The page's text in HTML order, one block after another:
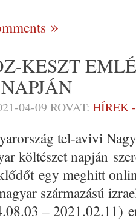
KESZT
04-09 ROVAT: HÍREK
tel-avivi
költészet napján
egy meghitt
származású
– 2021.02.11)